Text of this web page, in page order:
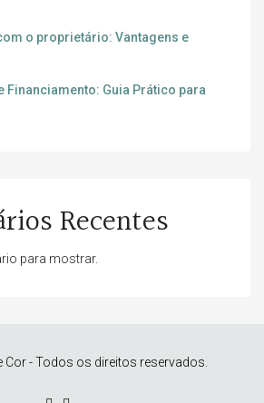
o proprietário: Vantagens e
Financiamento: Guia Prático para
Recentes
para mostrar.
Cor - Todos os direitos reservados.